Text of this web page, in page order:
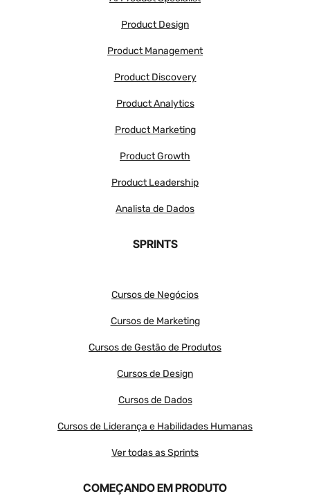
Product Design
Product Management
Product Discovery
Product Analytics
Product Marketing
Product Growth
Product Leadership
Analista de Dados
SPRINTS
Cursos de Negócios
Cursos de Marketing
Cursos de Gestão de Produtos
Cursos de Design
Cursos de Dados
Cursos de Liderança e Habilidades Humanas
Ver todas as Sprints
COMEÇANDO EM PRODUTO